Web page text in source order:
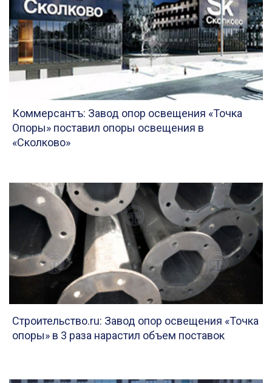
Коммерсантъ: Завод опор освещения «Точка
Опоры» поставил опоры освещения в
«Сколково»
Строительство.ru: Завод опор освещения «Точка
опоры» в 3 раза нарастил объем поставок